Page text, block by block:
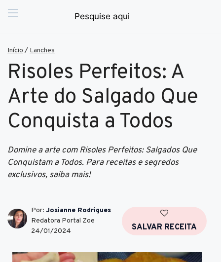
Início / Lanches
Risoles Perfeitos: A
Arte do Salgado Que
Conquista a Todos
Domine a arte com Risoles Perfeitos: Salgados Que
Conquistam a Todos. Para receitas e segredos
exclusivos, saiba mais!
Por: Josianne Rodrigues
Redatora Portal Zoe
24/01/2024
SALVAR RECEITA